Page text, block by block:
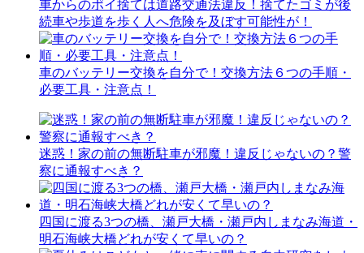
車からのポイ捨ては道路交通法違反！捨てたゴミが後
続車や歩道を歩く人へ危険を及ぼす可能性が！
車のバッテリー交換を自分で！交換方法６つの手順・
必要工具・注意点！
迷惑！家の前の無断駐車が邪魔！違反じゃないの？警
察に通報すべき？
四国に渡る3つの橋、瀬戸大橋・瀬戸内しまなみ海道・
明石海峡大橋どれが安くて早いの？